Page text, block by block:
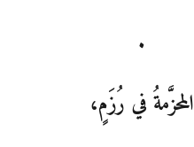
.
المحزَّمةُ في رُزَمٍ،